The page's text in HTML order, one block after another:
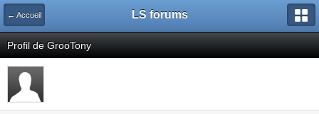
← Accueil LS forums
Profil de GrooTony